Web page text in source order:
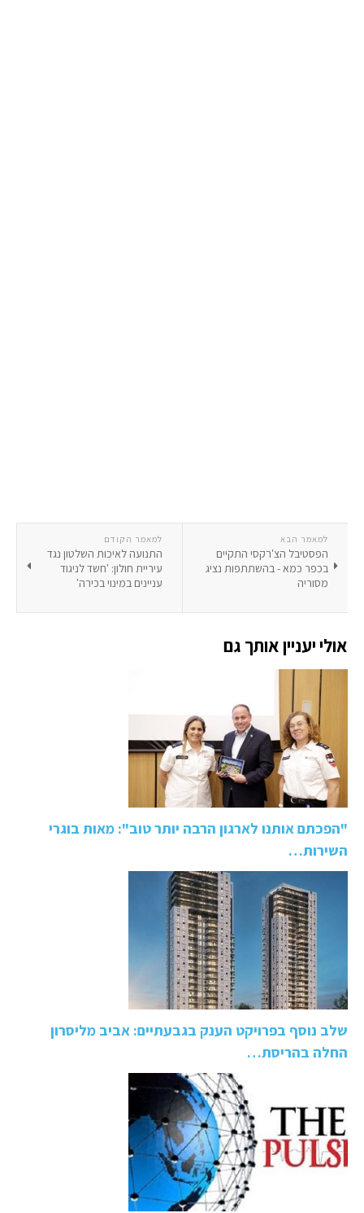
למאמר הקודם
התנועה לאיכות השלטון נגד
עיריית חולון: 'חשד לניגוד
עניינים במינוי בכירה'
למאמר הבא
הפסטיבל הצ'רקסי התקיים
בכפר כמא - בהשתתפות נציג
מסוריה
אולי יעניין אותך גם
"הפכתם אותנו לארגון הרבה יותר טוב": מאות בוגרי
השירות…
שלב נוסף בפרויקט הענק בגבעתיים: אביב מליסרון
החלה בהריסת…